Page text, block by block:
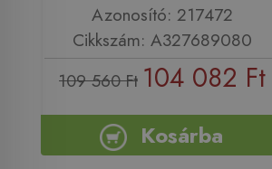
Azonosító: 217472
Cikkszám: A327689080
109 560 Ft 104 082 Ft
Kosárba